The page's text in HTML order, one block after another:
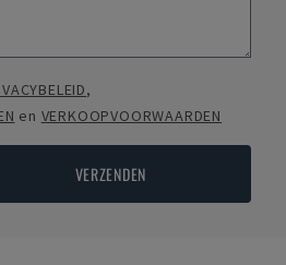
,
en VERKOOPVOORWAARDEN
VERZENDEN